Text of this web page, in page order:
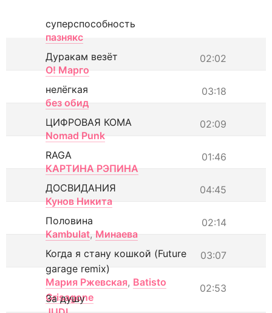
суперспособность
пазнякс
02:02
Дуракам везёт
О! Марго
03:18
нелёгкая
без обид
02:09
ЦИФРОВАЯ КОМА
Nomad Punk
01:46
RAGA
КАРТИНА РЭПИНА
04:45
ДОСВИДАНИЯ
Кунов Никита
02:14
Половина
Kambulat, Минаева
03:07
Когда я стану кошкой (Future
garage remix)
Мария Ржевская, Batisto
Grisagone
02:53
За душу